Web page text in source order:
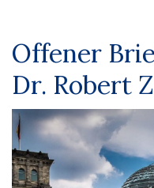
Offener
Dr. Robert